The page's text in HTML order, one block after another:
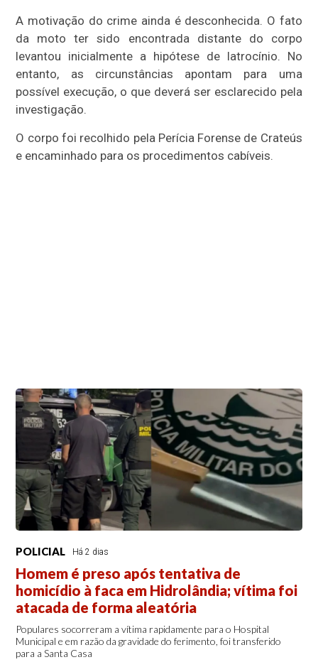
A motivação do crime ainda é desconhecida. O fato
da moto ter sido encontrada distante do corpo
levantou inicialmente a hipótese de latrocínio. No
entanto, as circunstâncias apontam para uma
possível execução, o que deverá ser esclarecido pela
investigação.
O corpo foi recolhido pela Perícia Forense de Crateús
e encaminhado para os procedimentos cabíveis.
POLICIAL Há 2 dias
Homem é preso após tentativa de
homicídio à faca em Hidrolândia; vítima foi
atacada de forma aleatória
Populares socorreram a vítima rapidamente para o Hospital
Municipal e em razão da gravidade do ferimento, foi transferido
para a Santa Casa